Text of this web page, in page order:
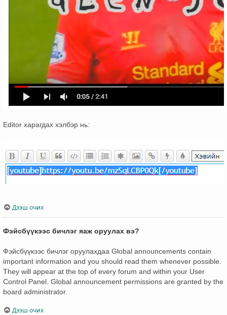
Editor харагдах хэлбэр нь:
Дээш очих
Фэйсбүүкээс бичлэг яаж оруулах вэ?
Фэйсбүүкээс бичлэг оруулахдаа Global announcements contain
important information and you should read them whenever possible.
They will appear at the top of every forum and within your User
Control Panel. Global announcement permissions are granted by the
board administrator.
Дээш очих